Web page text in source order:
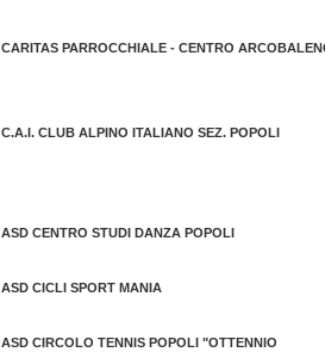
CARITAS PARROCCHIALE - CENTRO
C.A.I. CLUB ALPINO ITALIANO SEZ. POPOLI
ASD CENTRO STUDI DANZA POPOLI
ASD CICLI SPORT MANIA
ASD CIRCOLO TENNIS POPOLI "OTTENNIO